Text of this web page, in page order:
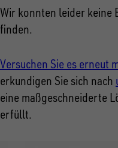
Wir konnten leider keine
finden.
Versuchen Sie es erneut
erkundigen Sie sich nach
eine maßgeschneiderte
erfüllt.